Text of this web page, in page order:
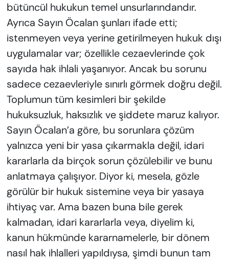
bütüncül hukukun temel unsurlarındandır.
Ayrıca Sayın Öcalan şunları ifade etti;
istenmeyen veya yerine getirilmeyen hukuk dışı
uygulamalar var; özellikle cezaevlerinde çok
sayıda hak ihlali yaşanıyor. Ancak bu sorunu
sadece cezaevleriyle sınırlı görmek doğru değil.
Toplumun tüm kesimleri bir şekilde
hukuksuzluk, haksızlık ve şiddete maruz kalıyor.
Sayın Öcalan’a göre, bu sorunlara çözüm
yalnızca yeni bir yasa çıkarmakla değil, idari
kararlarla da birçok sorun çözülebilir ve bunu
anlatmaya çalışıyor. Diyor ki, mesela, gözle
görülür bir hukuk sistemine veya bir yasaya
ihtiyaç var. Ama bazen buna bile gerek
kalmadan, idari kararlarla veya, diyelim ki,
kanun hükmünde kararnamelerle, bir dönem
nasıl hak ihlalleri yapıldıysa, şimdi bunun tam